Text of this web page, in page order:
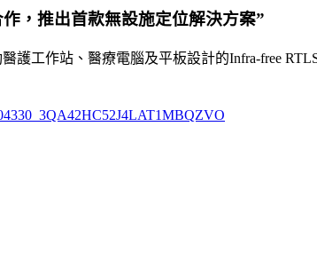
，推出首款無設施定位解決方案”
工作站、醫療電腦及平板設計的Infra-free